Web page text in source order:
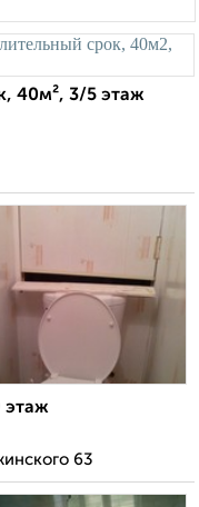
40м², 3/5 этаж
этаж
63